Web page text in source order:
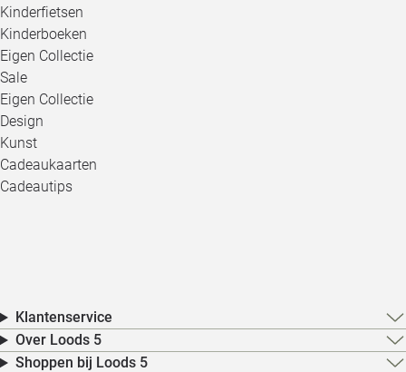
Kinderfietsen
Kinderboeken
Eigen Collectie
Sale
Eigen Collectie
Design
Kunst
Cadeaukaarten
Cadeautips
Klantenservice
Over Loods 5
Shoppen bij Loods 5